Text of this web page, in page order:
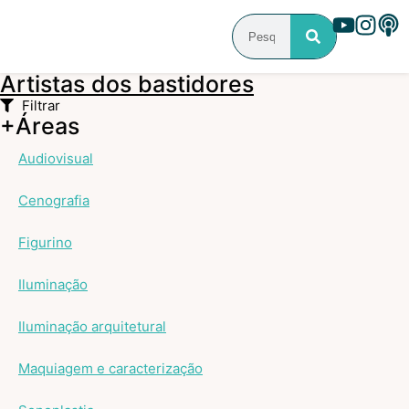
Artistas dos bastidores
Filtrar
+Áreas
Audiovisual
Cenografia
Figurino
Iluminação
Iluminação arquitetural
Maquiagem e caracterização